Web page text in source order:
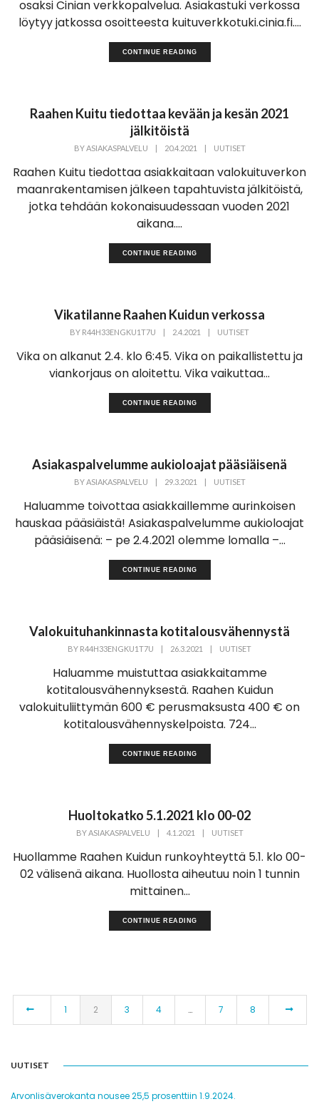
osaksi Cinian verkkopalvelua. Asiakastuki verkossa
löytyy jatkossa osoitteesta kuituverkkotuki.cinia.fi....
CONTINUE READING
Raahen Kuitu tiedottaa kevään ja kesän 2021
jälkitöistä
BYASIAKASPALVELU | 20.4.2021 | UUTISET
Raahen Kuitu tiedottaa asiakkaitaan valokuituverkon
maanrakentamisen jälkeen tapahtuvista jälkitöistä,
jotka tehdään kokonaisuudessaan vuoden 2021
aikana....
CONTINUE READING
Vikatilanne Raahen Kuidun verkossa
BY R44H33ENGKU1T7U | 2.4.2021 | UUTISET
Vika on alkanut 2.4. klo 6:45. Vika on paikallistettu ja
viankorjaus on aloitettu. Vika vaikuttaa...
CONTINUE READING
Asiakaspalvelumme aukioloajat pääsiäisenä
BYASIAKASPALVELU | 29.3.2021 | UUTISET
Haluamme toivottaa asiakkaillemme aurinkoisen
hauskaa pääsiäistä! Asiakaspalvelumme aukioloajat
pääsiäisenä: – pe 2.4.2021 olemme lomalla –...
CONTINUE READING
Valokuituhankinnasta kotitalousvähennystä
BY R44H33ENGKU1T7U | 26.3.2021 | UUTISET
Haluamme muistuttaa asiakkaitamme
kotitalousvähennyksestä. Raahen Kuidun
valokuituliittymän 600 € perusmaksusta 400 € on
kotitalousvähennyskelpoista. 724...
CONTINUE READING
Huoltokatko 5.1.2021 klo 00-02
BYASIAKASPALVELU | 4.1.2021 | UUTISET
Huollamme Raahen Kuidun runkoyhteyttä 5.1. klo 00-
02 välisenä aikana. Huollosta aiheutuu noin 1 tunnin
mittainen...
CONTINUE READING
1 2 3 4 … 7 8
UUTISET
Arvonlisäverokanta nousee 25,5 prosenttiin 1.9.2024.